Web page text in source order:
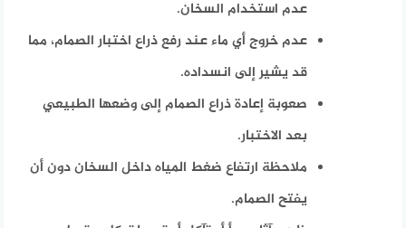
عدم استخدام السخان.
عدم خروج أي ماء عند رفع ذراع اختبار الصمام، مما
قد يشير إلى انسداده.
صعوبة إعادة ذراع الصمام إلى وضعها الطبيعي
بعد الاختبار.
ملاحظة ارتفاع ضغط المياه داخل السخان دون أن
يفتح الصمام.